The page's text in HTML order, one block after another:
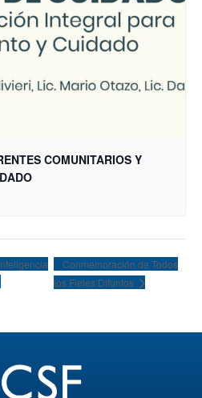
COMUNITARIOS Y
Conmemoración de Todos
los Fieles Difuntos